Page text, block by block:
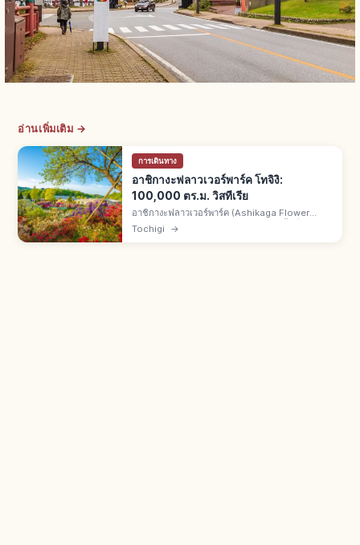
อ่านเพิ่มเติม →
การเดินทาง
อาชิกางะฟลาวเวอร์พาร์ค โทจิงิ:
100,000 ตร.ม. วิสทีเรีย
อาชิกางะฟลาวเวอร์พาร์ค (Ashikaga Flower
Park) คือสวนดอกไม้อาชิกางะ จ.โทจิงิ พื้นที่ราว
100,000 ตร.ม. ดอกวิสทีเรียดัง CNN 10 จุดหมายใน
Tochigi →